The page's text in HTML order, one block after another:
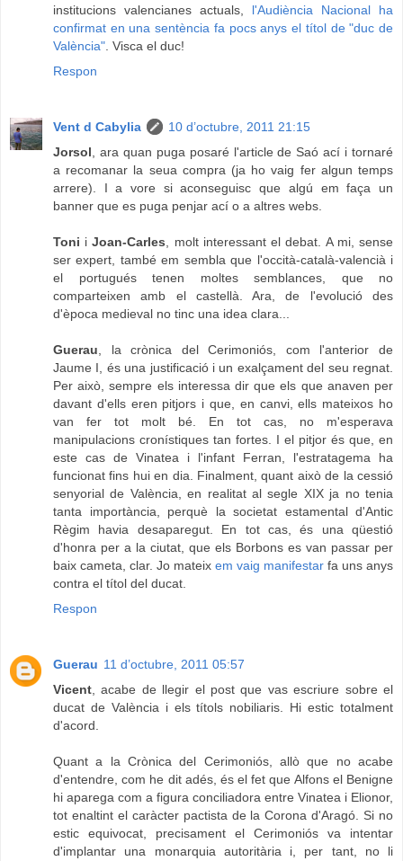
institucions valencianes actuals, l'Audiència Nacional ha
confirmat en una sentència fa pocs anys el títol de "duc de
València" . Visca el duc!
Respon
Vent d Cabylia
10 d’octubre, 2011 21:15
Jorsol , ara quan puga posaré l'article de Saó ací i tornaré
a recomanar la seua compra (ja ho vaig fer algun temps
arrere). I a vore si aconseguisc que algú em faça un
banner que es puga penjar ací o a altres webs.
Toni iJoan-Carles , molt interessant el debat. A mi, sense
ser expert, també em sembla que l'occità-català-valencià i
el portugués tenen moltes semblances, que no
comparteixen amb el castellà. Ara, de l'evolució des
d'època medieval no tinc una idea clara...
Guerau , la crònica del Cerimoniós, com l'anterior de
Jaume I, és una justificació i un exalçament del seu regnat.
Per això, sempre els interessa dir que els que anaven per
davant d'ells eren pitjors i que, en canvi, ells mateixos ho
van fer tot molt bé. En tot cas, no m'esperava
manipulacions cronístiques tan fortes. I el pitjor és que, en
este cas de Vinatea i l'infant Ferran, l'estratagema ha
funcionat fins hui en dia. Finalment, quant això de la cessió
senyorial de València, en realitat al segle XIX ja no tenia
tanta importància, perquè la societat estamental d'Antic
Règim havia desaparegut. En tot cas, és una qüestió
d'honra per a la ciutat, que els Borbons es van passar per
baix cameta, clar. Jo mateix em vaig manifestar fa uns anys
contra el títol del ducat.
Respon
Guerau 11 d’octubre, 2011 05:57
Vicent , acabe de llegir el post que vas escriure sobre el
ducat de València i els títols nobiliaris. Hi estic totalment
d'acord.
Quant a la Crònica del Cerimoniós, allò que no acabe
d'entendre, com he dit adés, és el fet que Alfons el Benigne
hi aparega com a figura conciliadora entre Vinatea i Elionor,
tot enaltint el caràcter pactista de la Corona d'Aragó. Si no
estic equivocat, precisament el Cerimoniós va intentar
d'implantar una monarquia autoritària i, per tant, no li